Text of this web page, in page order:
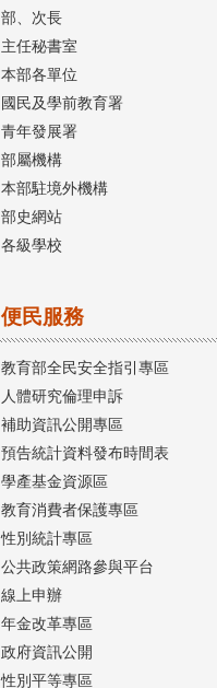
部、次長
主任秘書室
本部各單位
國民及學前教育署
青年發展署
部屬機構
本部駐境外機構
部史網站
各級學校
便民服務
教育部全民安全指引專區
人體研究倫理申訴
補助資訊公開專區
預告統計資料發布時間表
學產基金資源區
教育消費者保護專區
性別統計專區
公共政策網路參與平台
線上申辦
年金改革專區
政府資訊公開
性別平等專區